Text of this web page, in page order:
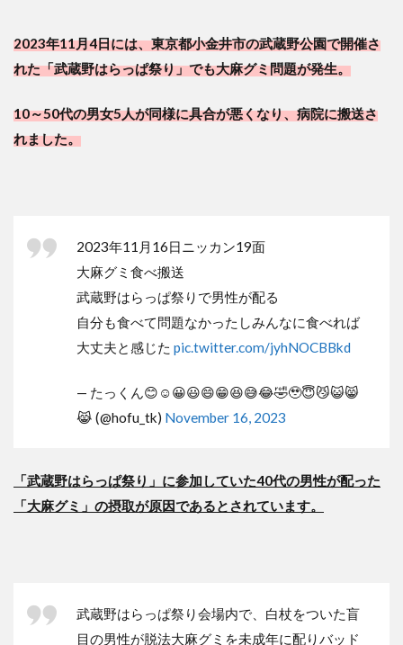
2023年11月4日には、東京都小金井市の武蔵野公園で開催さ
れた「武蔵野はらっぱ祭り」でも大麻グミ問題が発生。
10～50代の男女5人が同様に具合が悪くなり、病院に搬送さ
れました。
2023年11月16日ニッカン19面
大麻グミ食べ搬送
武蔵野はらっぱ祭りで男性が配る
自分も食べて問題なかったしみんなに食べれば
大丈夫と感じた pic.twitter.com/jyhNOCBBkd
— たっくん😊☺️😀😃😄😁😆😅😂🤣🥹😇😼😺😸
😹 (@hofu_tk) November 16, 2023
「武蔵野はらっぱ祭り」に参加していた40代の男性が配った
「大麻グミ」の摂取が原因であるとされています。
武蔵野はらっぱ祭り会場内で、白杖をついた盲
目の男性が脱法大麻グミを未成年に配りバッド